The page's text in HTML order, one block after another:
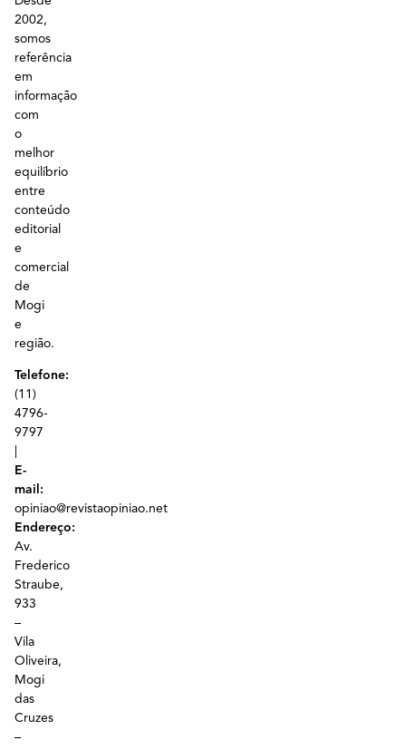
2002,
somos
referência
em
informação
com
o
melhor
equilíbrio
entre
conteúdo
editorial
e
comercial
de
Mogi
e
região.
Telefone:
(11)
4796-
9797
E-
mail:
opiniao@revistaopiniao.net
Endereço:
Av.
Frederico
Straube,
933
–
Vila
Oliveira,
Mogi
das
Cruzes
–